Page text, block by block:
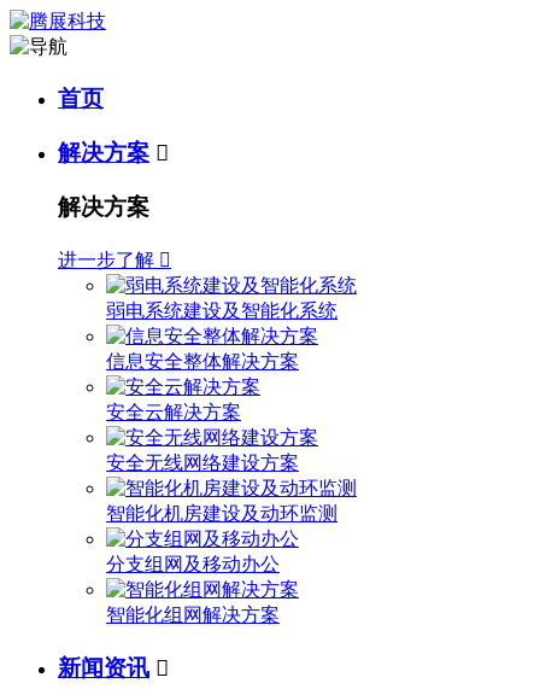
首页
解决方案 
解决方案
进一步了解 
弱电系统建设及智能化系统
信息安全整体解决方案
安全云解决方案
安全无线网络建设方案
智能化机房建设及动环监测
分支组网及移动办公
智能化组网解决方案
新闻资讯 